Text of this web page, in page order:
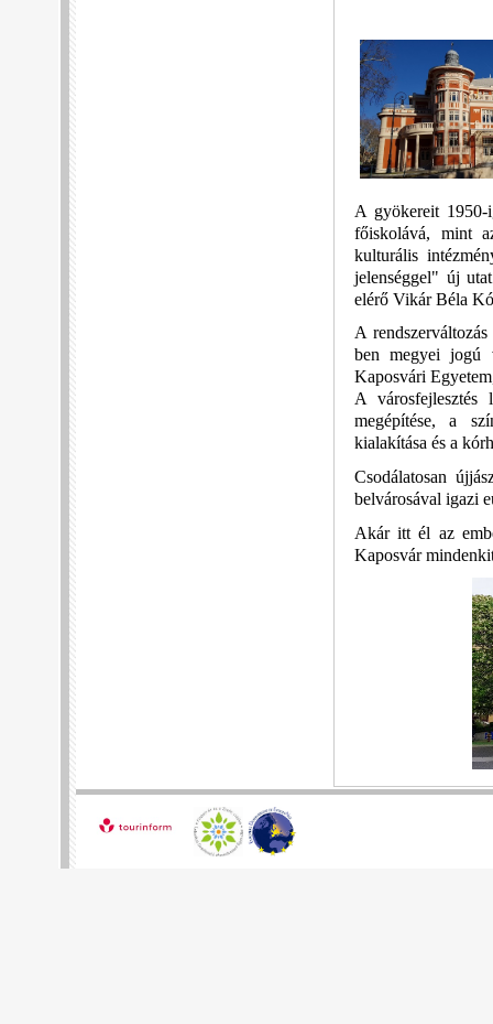
A gyökereit 1950-
főiskolává, mint
kulturális
jelenséggel" új
elérő Vikár Béla
A
ben megyei jogú
Kaposvári
A városfejlesztés
megépítése, a
kialakítása és a
Csodálatosan
belvárosával igazi
Akár itt él az
Kaposvár